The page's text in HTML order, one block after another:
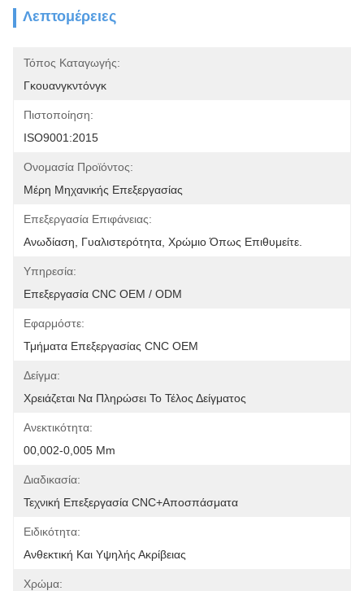
Λεπτομέρειες
Τόπος Καταγωγής:
Γκουανγκντόνγκ
Πιστοποίηση:
ISO9001:2015
Ονομασία Προϊόντος:
Μέρη Μηχανικής Επεξεργασίας
Επεξεργασία Επιφάνειας:
Ανωδίαση, Γυαλιστερότητα, Χρώμιο Όπως Επιθυμείτε.
Υπηρεσία:
Επεξεργασία CNC OEM / ODM
Εφαρμόστε:
Τμήματα Επεξεργασίας CNC OEM
Δείγμα:
Χρειάζεται Να Πληρώσει Το Τέλος Δείγματος
Ανεκτικότητα:
00,002-0,005 Mm
Διαδικασία:
Τεχνική Επεξεργασία CNC+αποσπάσματα
Ειδικότητα:
Ανθεκτική Και Υψηλής Ακρίβειας
Χρώμα: